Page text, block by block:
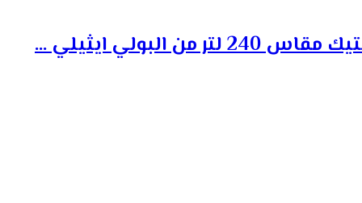
من البولي ايثيلي ...